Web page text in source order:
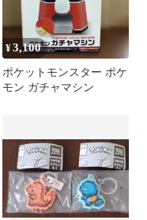
¥3,100
ポケットモンスター ポケ
モン ガチャマシン